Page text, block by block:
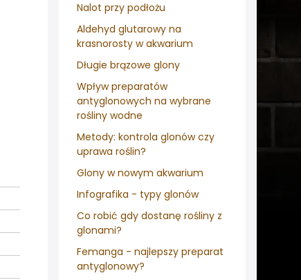
Nalot przy podłożu
Aldehyd glutarowy na
krasnorosty w akwarium
Długie brązowe glony
Wpływ preparatów
antyglonowych na wybrane
rośliny wodne
Metody: kontrola glonów czy
uprawa roślin?
Glony w nowym akwarium
Infografika - typy glonów
Co robić gdy dostanę rośliny z
glonami?
Femanga - najlepszy preparat
antyglonowy?